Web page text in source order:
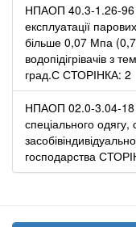
НПАОП 40.3-1.26-96
експлуатації
більше 0,07 Мпа (0,7
водопідігрівачів з
град.С СТОРІНКА: 2
НПАОП 02.0-3.04-18
спеціального одягу,
господарства